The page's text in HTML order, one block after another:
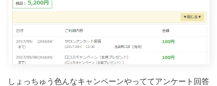
しょっちゅう色んなキャンペーンやっててアンケート回答